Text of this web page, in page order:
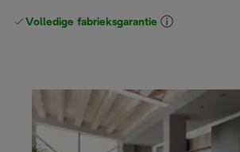
Volledige fabrieksgarantie